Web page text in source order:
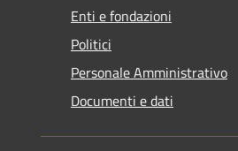
Enti e fondazioni
Politici
Personale Amministrativo
Documenti e dati